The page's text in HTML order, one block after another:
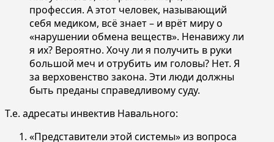
профессия. А этот человек, называющий
себя медиком, всё знает – и врёт миру о
«нарушении обмена веществ». Ненавижу ли
я их? Вероятно. Хочу ли я получить в руки
большой меч и отрубить им головы? Нет. Я
за верховенство закона. Эти люди должны
быть преданы справедливому суду.
Т.е. адресаты инвектив Навального:
«Представители этой системы» из вопроса